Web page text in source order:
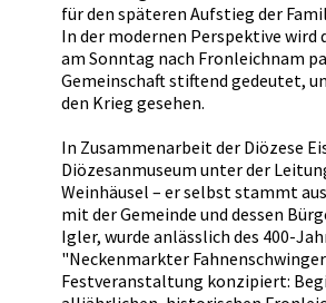
für den späteren Aufstieg der
In der modernen Perspektive
am Sonntag nach Fronleichnam
Gemeinschaft stiftend gedeutet,
den Krieg gesehen.
In Zusammenarbeit der Diözese
Diözesanmuseum unter der
Weinhäusel – er selbst stammt
mit der Gemeinde und dessen
Igler, wurde anlässlich des 400-
"Neckenmarkter
Festveranstaltung konzipiert: